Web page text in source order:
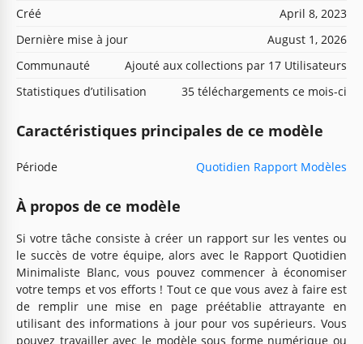
Créé
April 8, 2023
Dernière mise à jour
August 1, 2026
Communauté
Ajouté aux collections par 17 Utilisateurs
Statistiques d’utilisation
35 téléchargements ce mois-ci
Caractéristiques principales de ce modèle
Période Quotidien Rapport Modèles
À propos de ce modèle
Si votre tâche consiste à créer un rapport sur les ventes ou
le succès de votre équipe, alors avec le Rapport Quotidien
Minimaliste Blanc, vous pouvez commencer à économiser
votre temps et vos efforts ! Tout ce que vous avez à faire est
de remplir une mise en page préétablie attrayante en
utilisant des informations à jour pour vos supérieurs. Vous
pouvez travailler avec le modèle sous forme numérique ou